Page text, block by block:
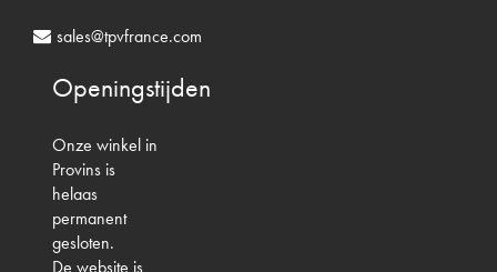
sales@tpvfrance.com
Openingstijden
Onze winkel in
Provins is
helaas
permanent
gesloten.
De website is